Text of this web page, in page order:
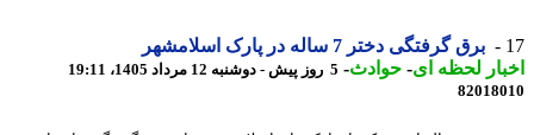
برق گرفتگی دختر 7 ساله در پارک اسلامشهر
لحظه ای- حوادث -5 روز پیش - دوشنبه 12 مرداد 1405، 19:11